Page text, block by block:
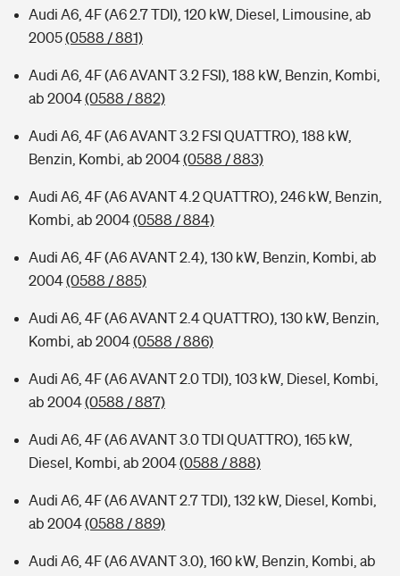
Audi A6, 4F (A6 2.7 TDI), 120 kW, Diesel, Limousine, ab
2005(0588 / 881)
Audi A6, 4F (A6 AVANT 3.2 FSI), 188 kW, Benzin, Kombi,
ab 2004(0588 / 882)
Audi A6, 4F (A6 AVANT 3.2 FSI QUATTRO), 188 kW,
Benzin, Kombi, ab 2004(0588 / 883)
Audi A6, 4F (A6 AVANT 4.2 QUATTRO), 246 kW, Benzin,
Kombi, ab 2004(0588 / 884)
Audi A6, 4F (A6 AVANT 2.4), 130 kW, Benzin, Kombi, ab
2004(0588 / 885)
Audi A6, 4F (A6 AVANT 2.4 QUATTRO), 130 kW, Benzin,
Kombi, ab 2004(0588 / 886)
Audi A6, 4F (A6 AVANT 2.0 TDI), 103 kW, Diesel, Kombi,
ab 2004(0588 / 887)
Audi A6, 4F (A6 AVANT 3.0 TDI QUATTRO), 165 kW,
Diesel, Kombi, ab 2004(0588 / 888)
Audi A6, 4F (A6 AVANT 2.7 TDI), 132 kW, Diesel, Kombi,
ab 2004(0588 / 889)
Audi A6, 4F (A6 AVANT 3.0), 160 kW, Benzin, Kombi, ab